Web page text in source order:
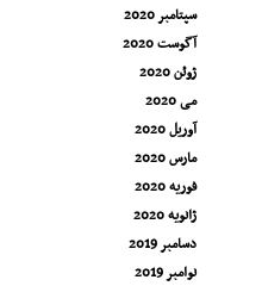
سپتامبر 2020
آگوست 2020
ژوئن 2020
می 2020
آوریل 2020
مارس 2020
فوریه 2020
ژانویه 2020
دسامبر 2019
نوامبر 2019